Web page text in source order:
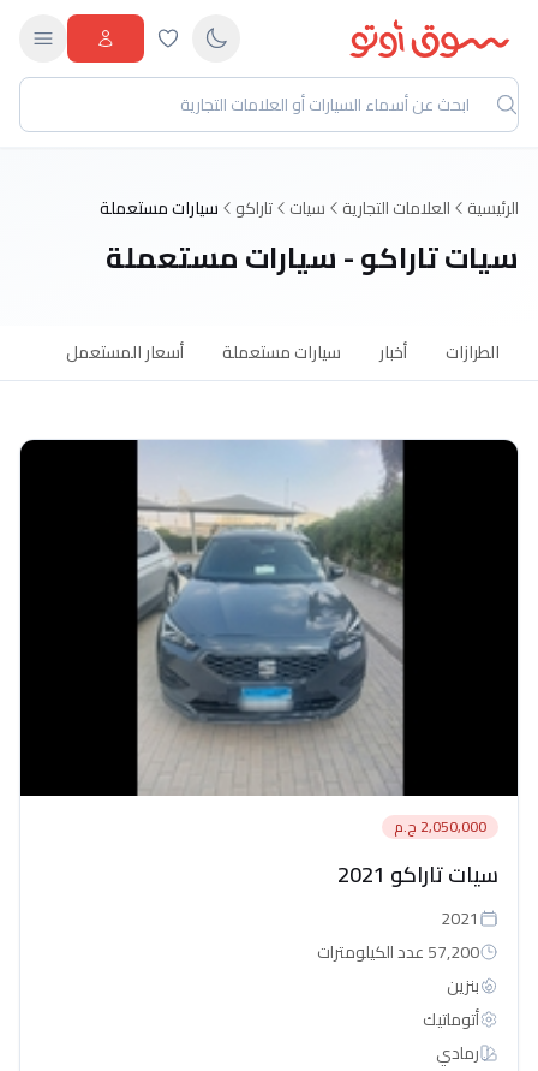
الرئيسية العلامات التجارية سيات تاراكو سيارات مستعملة
سيات تاراكو - سيارات مستعملة
الطرازات أخبار سيارات مستعملة أسعار المستعمل
2,050,000 ج.م
سيات تاراكو 2021
2021
57,200 عدد الكيلومترات
بنزين
أتوماتيك‎
رمادي